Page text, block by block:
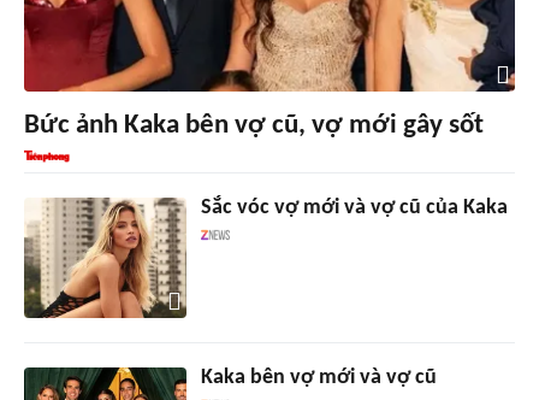
Bức ảnh Kaka bên vợ cũ, vợ mới gây sốt
Sắc vóc vợ mới và vợ cũ của Kaka
Kaka bên vợ mới và vợ cũ